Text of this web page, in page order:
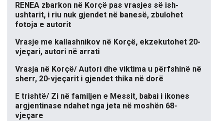
RENEA zbarkon në Korçë pas vrasjes së ish-
ushtarit, i riu nuk gjendet në banesë, zbulohet
fotoja e autorit
Vrasje me kallashnikov në Korçë, ekzekutohet 20-
vjeçari, autori në arrati
Vrasja në Korçë/ Autori dhe viktima u përfshinë në
sherr, 20-vjeçarit i gjendet thika në dorë
E trishtë/ Zi në familjen e Messit, babai i ikones
argjentinase ndahet nga jeta në moshën 68-
vjeçare